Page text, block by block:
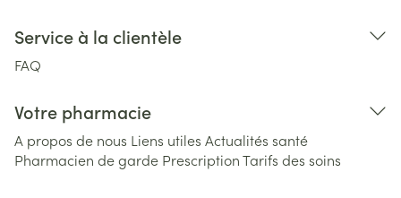
Service à la clientèle
FAQ
Votre pharmacie
A propos de nous Liens utiles Actualités santé
Pharmacien de garde PrescriptionTarifs des soins